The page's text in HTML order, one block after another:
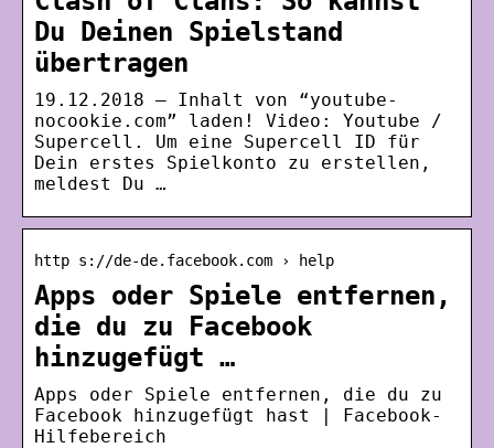
Du Deinen Spielstand
übertragen
19.12.2018 — Inhalt von “youtube-
nocookie.com” laden! Video: Youtube /
Supercell. Um eine Supercell ID für
Dein erstes Spielkonto zu erstellen,
meldest Du …
http s://de-de.facebook.com › help
Apps oder Spiele entfernen,
die du zu Facebook
hinzugefügt …
Apps oder Spiele entfernen, die du zu
Facebook hinzugefügt hast | Facebook-
Hilfebereich